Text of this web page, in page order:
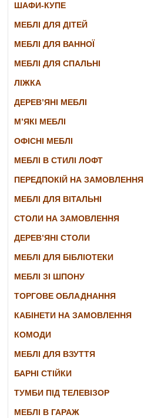
ШАФИ-КУПЕ
МЕБЛІ ДЛЯ ДІТЕЙ
МЕБЛІ ДЛЯ ВАННОЇ
МЕБЛІ ДЛЯ СПАЛЬНІ
ЛІЖКА
ДЕРЕВ’ЯНІ МЕБЛІ
М’ЯКІ МЕБЛІ
ОФІСНІ МЕБЛІ
МЕБЛІ В СТИЛІ ЛОФТ
ПЕРЕДПОКІЙ НА ЗАМОВЛЕННЯ
МЕБЛІ ДЛЯ ВІТАЛЬНІ
СТОЛИ НА ЗАМОВЛЕННЯ
ДЕРЕВ’ЯНІ СТОЛИ
МЕБЛІ ДЛЯ БІБЛІОТЕКИ
МЕБЛІ ЗІ ШПОНУ
ТОРГОВЕ ОБЛАДНАННЯ
КАБІНЕТИ НА ЗАМОВЛЕННЯ
КОМОДИ
МЕБЛІ ДЛЯ ВЗУТТЯ
БАРНІ СТІЙКИ
ТУМБИ ПІД ТЕЛЕВІЗОР
МЕБЛІ В ГАРАЖ